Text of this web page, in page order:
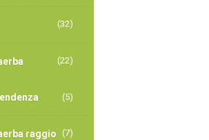
(32)
(22)
(5)
raggio
(7)